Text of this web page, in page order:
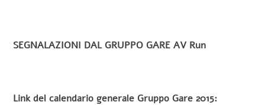
SEGNALAZIONI DAL GRUPPO GARE AV Run
Link del calendario generale Gruppo Gare 2015: